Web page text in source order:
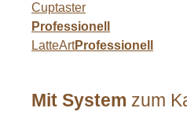
Cuptaster
Professionell
LatteArtProfessionell
Mit System zum